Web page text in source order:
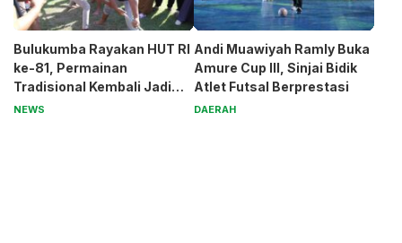
Bulukumba Rayakan HUT RI
ke-81, Permainan
Tradisional Kembali Jadi
Magnet
NEWS
Andi Muawiyah Ramly Buka
Amure Cup III, Sinjai Bidik
Atlet Futsal Berprestasi
DAERAH